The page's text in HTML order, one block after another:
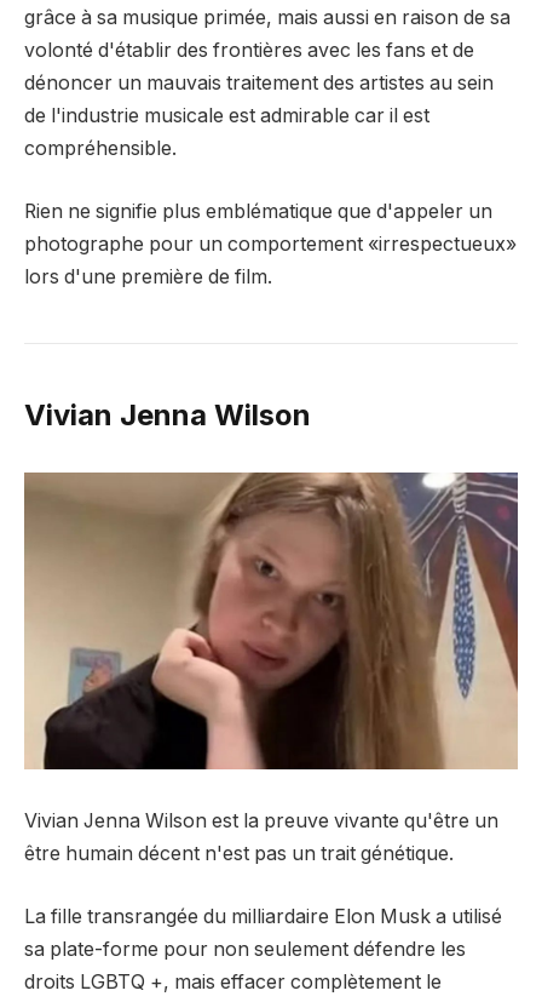
grâce à sa musique primée, mais aussi en raison de sa
volonté d'établir des frontières avec les fans et de
dénoncer un mauvais traitement des artistes au sein
de l'industrie musicale est admirable car il est
compréhensible.
Rien ne signifie plus emblématique que d'appeler un
photographe pour un comportement «irrespectueux»
lors d'une première de film.
Vivian Jenna Wilson
Vivian Jenna Wilson est la preuve vivante qu'être un
être humain décent n'est pas un trait génétique.
La fille transrangée du milliardaire Elon Musk a utilisé
sa plate-forme pour non seulement défendre les
droits LGBTQ +, mais effacer complètement le